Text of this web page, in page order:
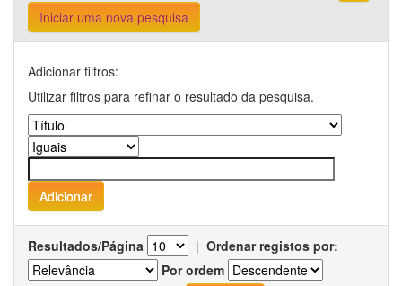
Iniciar uma nova pesquisa
Adicionar filtros:
Utilizar filtros para refinar o resultado da pesquisa.
Resultados/Página | Ordenar registos por:
Por ordem